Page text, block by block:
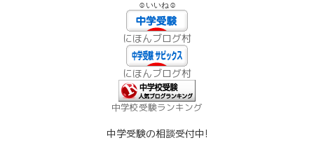
☺いいね☺
にほんブログ村
にほんブログ村
中学校受験ランキング
中学受験の相談受付中!